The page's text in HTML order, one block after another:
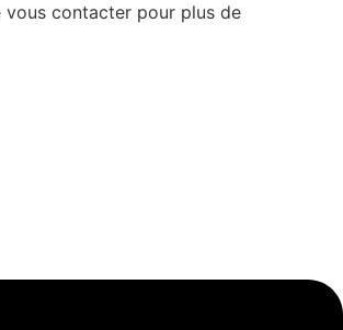
vous contacter pour plus de